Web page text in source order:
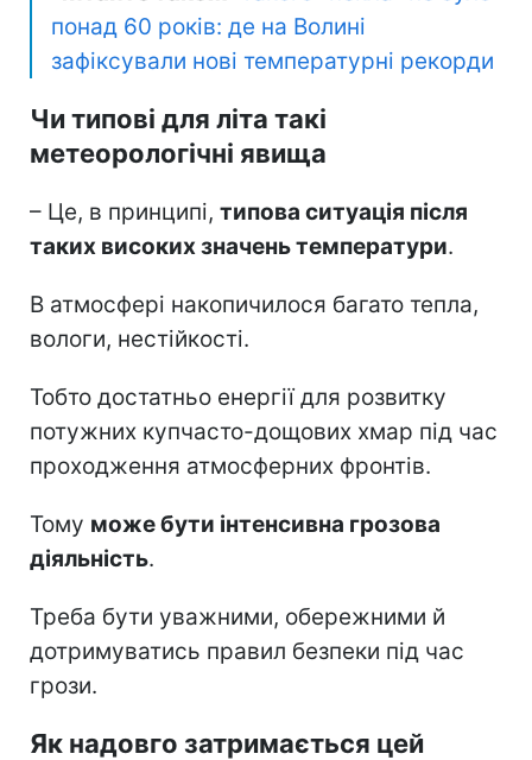
понад 60 років: де на Волині
зафіксували нові температурні рекорди
Чи типові для літа такі
метеорологічні явища
– Це, в принципі, типова ситуація після
таких високих значень температури.
В атмосфері накопичилося багато тепла,
вологи, нестійкості.
Тобто достатньо енергії для розвитку
потужних купчасто-дощових хмар під час
проходження атмосферних фронтів.
Тому може бути інтенсивна грозова
діяльність.
Треба бути уважними, обережними й
дотримуватись правил безпеки під час
грози.
Як надовго затримається цей